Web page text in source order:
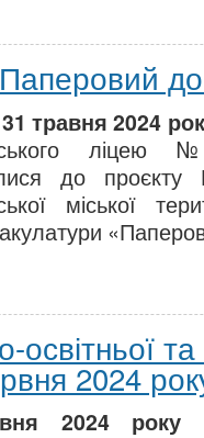
травня 2024
до проєкту
міської
освітньої
2024
2024 року